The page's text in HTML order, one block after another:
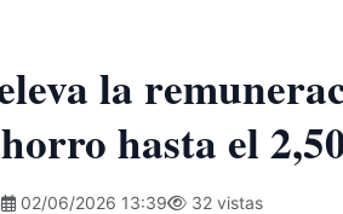
la
hasta el
02/06/2026 13:39 32 vistas